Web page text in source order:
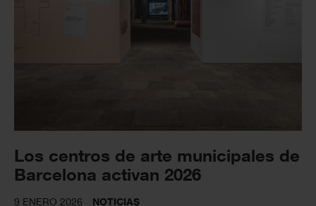
Los centros de arte municipales de
Barcelona activan 2026
9 ENERO 2026 NOTICIAS